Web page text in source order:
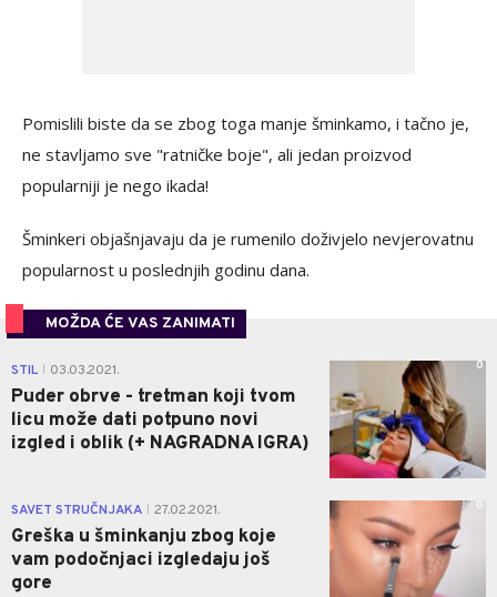
Pomislili biste da se zbog toga manje šminkamo, i tačno je,
ne stavljamo sve "ratničke boje", ali jedan proizvod
popularniji je nego ikada!
Šminkeri objašnjavaju da je rumenilo doživjelo nevjerovatnu
popularnost u poslednjih godinu dana.
MOŽDA ĆE VAS ZANIMATI
STIL 03.03.2021.
Puder obrve - tretman koji tvom
licu može dati potpuno novi
izgled i oblik (+ NAGRADNA IGRA)
0
SAVET STRUČNJAKA 27.02.2021.
Greška u šminkanju zbog koje
vam podočnjaci izgledaju još
gore
0